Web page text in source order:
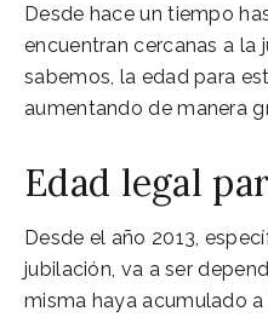
Desde hace un tiempo
encuentran cercanas a la
sabemos, la edad para
aumentando de manera
Edad legal
Desde el año 2013,
jubilación, va a ser
misma haya acumulado